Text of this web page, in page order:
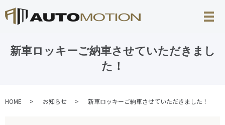
新車ロッキーご納車させていただきまし
た！
HOME お知らせ 新車ロッキーご納車させていただきました！